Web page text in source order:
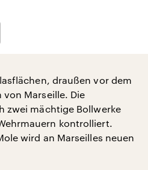
draußen vor dem
Marseille. Die
zwei mächtige Bollwerke
kontrolliert.
wird an Marseilles neuen